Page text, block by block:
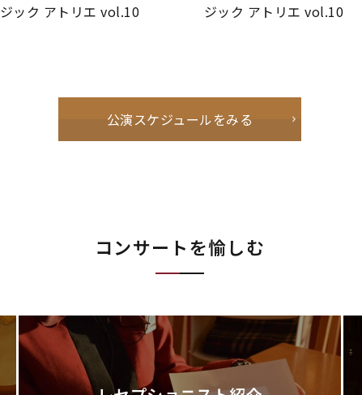
ジック アトリエ vol.10
ジック アトリエ vol.10
公演スケジュールをみる
コンサートを愉しむ